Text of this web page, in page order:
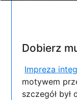
Dobierz
Impreza
motywem
szczegół